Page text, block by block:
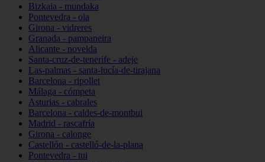
Bizkaia - mundaka
Pontevedra - oia
Girona - vidreres
Granada - pampaneira
Alicante - novelda
Santa-cruz-de-tenerife - adeje
Las-palmas - santa-lucía-de-tirajana
Barcelona - ripollet
Málaga - cómpeta
Asturias - cabrales
Barcelona - caldes-de-montbui
Madrid - rascafría
Girona - calonge
Castellón - castelló-de-la-plana
Pontevedra - tui